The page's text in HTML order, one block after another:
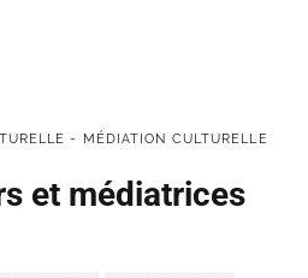
- MÉDIATION CULTURELLE
et médiatrices